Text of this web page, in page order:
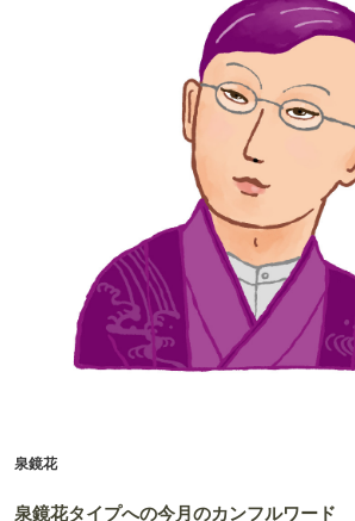
泉鏡花
泉鏡花タイプへの今月のカンフルワード